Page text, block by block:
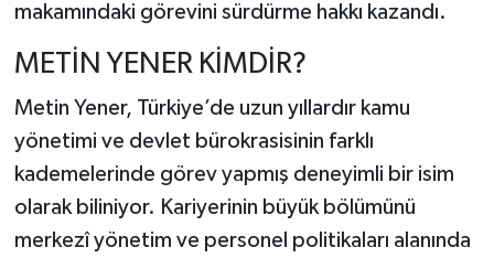
makamındaki görevini sürdürme hakkı kazandı.
METİN YENER KİMDİR?
Metin Yener, Türkiye’de uzun yıllardır kamu
yönetimi ve devlet bürokrasisinin farklı
kademelerinde görev yapmış deneyimli bir isim
olarak biliniyor. Kariyerinin büyük bölümünü
merkezî yönetim ve personel politikaları alanında